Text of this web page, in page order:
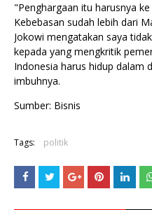
"Penghargaan itu harusnya
Kebebasan sudah lebih dari
Jokowi mengatakan saya
kepada yang mengkritik
Indonesia harus hidup dalam
imbuhnya.
Sumber: Bisnis
Tags: politik